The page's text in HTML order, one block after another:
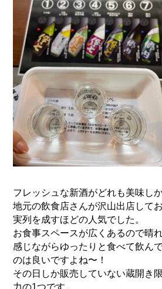
フレッシュな新酒がどれも美味し
地元の飲食店さんが沢山出店してお
実列を成すほどの人気でした。
お食事スペースが広くあるので晴
感じながらゆったりと食べて飲ん
のは良いですよね〜！
その日しか販売していない蔵開き